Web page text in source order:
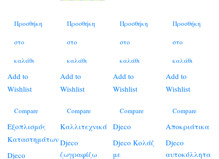
Προσθήκη
στο
καλάθι
Add to
Wishlist
Compare
Εξοπλισμός
Καταστημάτων
Djeco
Προσθήκη
στο
καλάθι
Add to
Wishlist
Compare
Καλλιτεχνικά
Djeco
ζωγραφίζω
Προσθήκη
στο
καλάθι
Add to
Wishlist
Compare
Djeco
Djeco Κολάζ
με
Προσθήκη
στο
καλάθι
Add to
Wishlist
Compare
Αποκριάτικα
Djeco
αυτοκόλλητα